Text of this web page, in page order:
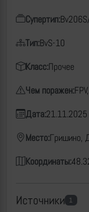
Супертип:
Тип:BvS-10
Класс:Прочее
Чем поражен:
Дата:21.11.2025
Место:Гришино,
Координаты:
Источники 1